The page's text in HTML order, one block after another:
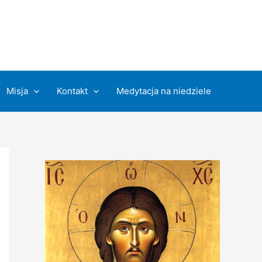
Misja Kontakt Medytacja na niedziele